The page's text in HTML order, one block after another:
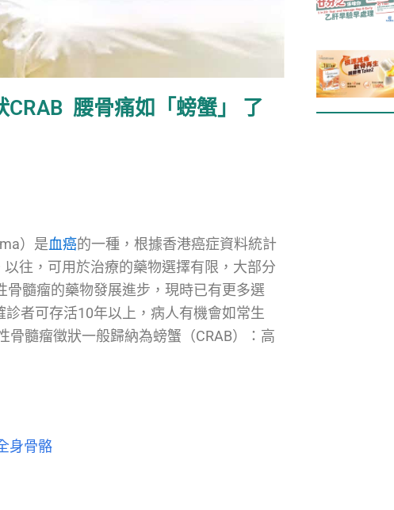
CRAB 腰骨痛如「螃蟹」 了
）是血癌的一種，根據香港癌症資料統計
往，可用於治療的藥物選擇有限，大部分
髓瘤的藥物發展進步，現時已有更多選
者可存活10年以上，病人有機會如常生
髓瘤徵狀一般歸納為螃蟹（CRAB）：高
身骨骼